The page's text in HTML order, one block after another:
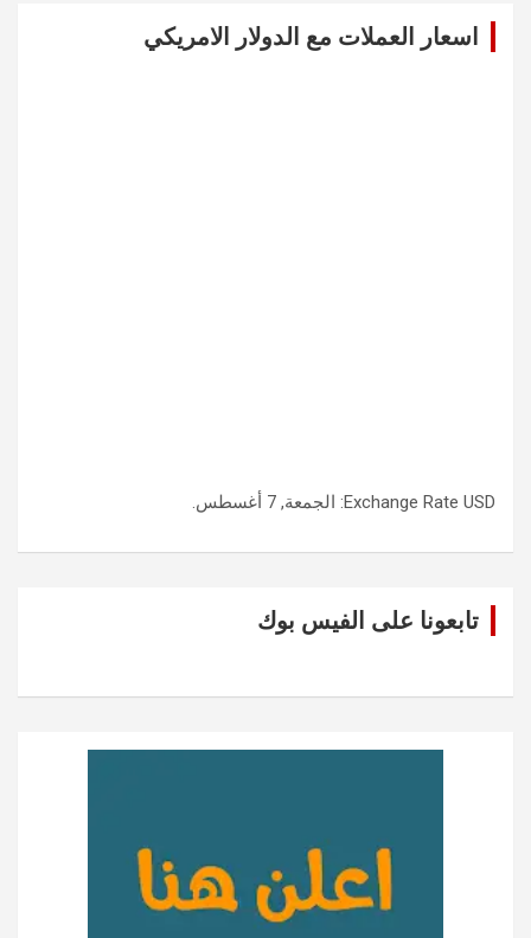
اسعار العملات مع الدولار الامريكي
Exchange Rate USD : الجمعة, 7 أغسطس.
تابعونا على الفيس بوك